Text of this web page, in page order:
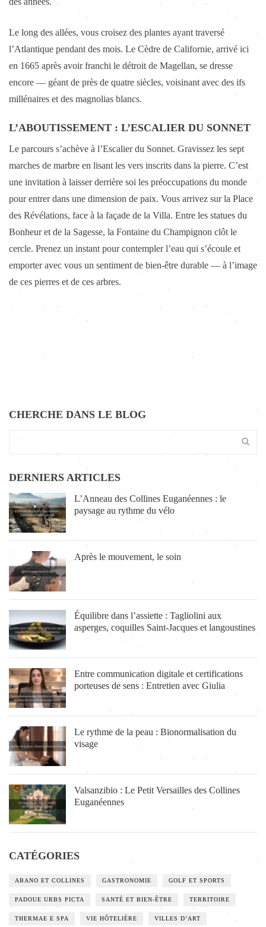
Le long des allées, vous croisez des plantes ayant traversé
l’Atlantique pendant des mois. Le Cèdre de Californie, arrivé ici
en 1665 après avoir franchi le détroit de Magellan, se dresse
encore — géant de près de quatre siècles, voisinant avec des ifs
millénaires et des magnolias blancs.
L’ABOUTISSEMENT : L’ESCALIER DU SONNET
Le parcours s’achève à l’Escalier du Sonnet. Gravissez les sept
marches de marbre en lisant les vers inscrits dans la pierre. C’est
une invitation à laisser derrière soi les préoccupations du monde
pour entrer dans une dimension de paix. Vous arrivez sur la Place
des Révélations, face à la façade de la Villa. Entre les statues du
Bonheur et de la Sagesse, la Fontaine du Champignon clôt le
cercle. Prenez un instant pour contempler l’eau qui s’écoule et
emporter avec vous un sentiment de bien-être durable — à l’image
de ces pierres et de ces arbres.
CHERCHE DANS LE BLOG
DERNIERS ARTICLES
L’Anneau des Collines Euganéennes : le
paysage au rythme du vélo
Après le mouvement, le soin
Équilibre dans l’assiette : Tagliolini aux
asperges, coquilles Saint-Jacques et langoustines
Entre communication digitale et certifications
porteuses de sens : Entretien avec Giulia
Le rythme de la peau : Bionormalisation du
visage
Valsanzibio : Le Petit Versailles des Collines
Euganéennes
CATÉGORIES
ABANO ET COLLINES GASTRONOMIE GOLF ET SPORTS
PADOUE URBS PICTA SANTÉ ET BIEN-ÊTRE TERRITOIRE
THERMAE E SPA VIE HÔTELIÈRE VILLES D’ART